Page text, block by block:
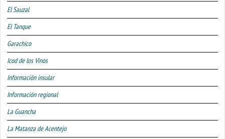
El Sauzal
El Tanque
Garachico
Icod de los Vinos
Información insular
Información regional
La Guancha
La Matanza de Acentejo